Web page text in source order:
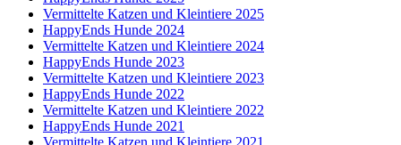
Vermittelte Katzen und Kleintiere 2025
HappyEnds Hunde 2024
Vermittelte Katzen und Kleintiere 2024
HappyEnds Hunde 2023
Vermittelte Katzen und Kleintiere 2023
HappyEnds Hunde 2022
Vermittelte Katzen und Kleintiere 2022
HappyEnds Hunde 2021
Vermittelte Katzen und Kleintiere 2021